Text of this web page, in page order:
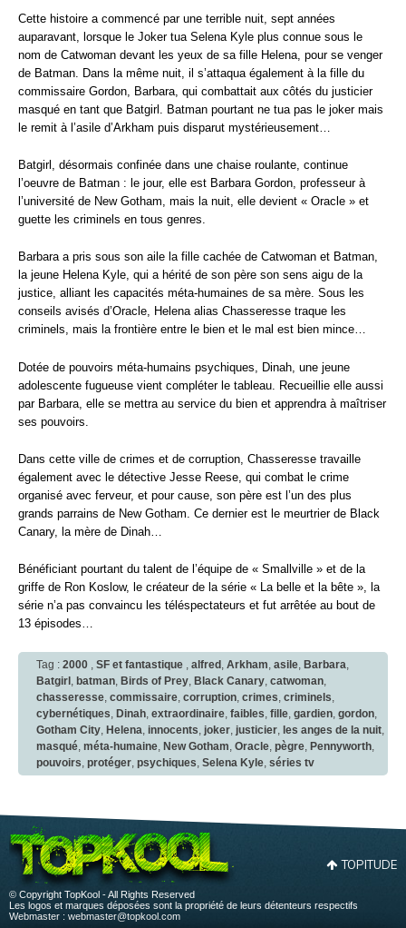
Cette histoire a commencé par une terrible nuit, sept années
auparavant, lorsque le Joker tua Selena Kyle plus connue sous le
nom de Catwoman devant les yeux de sa fille Helena, pour se venger
de Batman. Dans la même nuit, il s’attaqua également à la fille du
commissaire Gordon, Barbara, qui combattait aux côtés du justicier
masqué en tant que Batgirl. Batman pourtant ne tua pas le joker mais
le remit à l’asile d’Arkham puis disparut mystérieusement…
Batgirl, désormais confinée dans une chaise roulante, continue
l’oeuvre de Batman : le jour, elle est Barbara Gordon, professeur à
l’université de New Gotham, mais la nuit, elle devient « Oracle » et
guette les criminels en tous genres.
Barbara a pris sous son aile la fille cachée de Catwoman et Batman,
la jeune Helena Kyle, qui a hérité de son père son sens aigu de la
justice, alliant les capacités méta-humaines de sa mère. Sous les
conseils avisés d’Oracle, Helena alias Chasseresse traque les
criminels, mais la frontière entre le bien et le mal est bien mince…
Dotée de pouvoirs méta-humains psychiques, Dinah, une jeune
adolescente fugueuse vient compléter le tableau. Recueillie elle aussi
par Barbara, elle se mettra au service du bien et apprendra à maîtriser
ses pouvoirs.
Dans cette ville de crimes et de corruption, Chasseresse travaille
également avec le détective Jesse Reese, qui combat le crime
organisé avec ferveur, et pour cause, son père est l’un des plus
grands parrains de New Gotham. Ce dernier est le meurtrier de Black
Canary, la mère de Dinah…
Bénéficiant pourtant du talent de l’équipe de « Smallville » et de la
griffe de Ron Koslow, le créateur de la série « La belle et la bête », la
série n’a pas convaincu les téléspectateurs et fut arrêtée au bout de
13 épisodes…
Tag : 2000 , SF et fantastique , alfred, Arkham, asile, Barbara,
Batgirl, batman, Birds of Prey, Black Canary, catwoman,
chasseresse, commissaire, corruption, crimes, criminels,
cybernétiques, Dinah, extraordinaire, faibles, fille, gardien, gordon,
Gotham City, Helena, innocents, joker, justicier, les anges de la nuit,
masqué, méta-humaine, New Gotham, Oracle, pègre, Pennyworth,
pouvoirs, protéger, psychiques, Selena Kyle, séries tv
TOPITUDE
© Copyright TopKool - All Rights Reserved
Les logos et marques déposées sont la propriété de leurs détenteurs respectifs
Webmaster : webmaster@topkool.com